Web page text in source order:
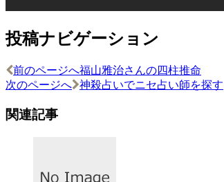
投稿ナビゲーション
前のページへ福山雅治さんの四柱推命
次のページへ
神殺占いでニセ占い師を探す
関連記事